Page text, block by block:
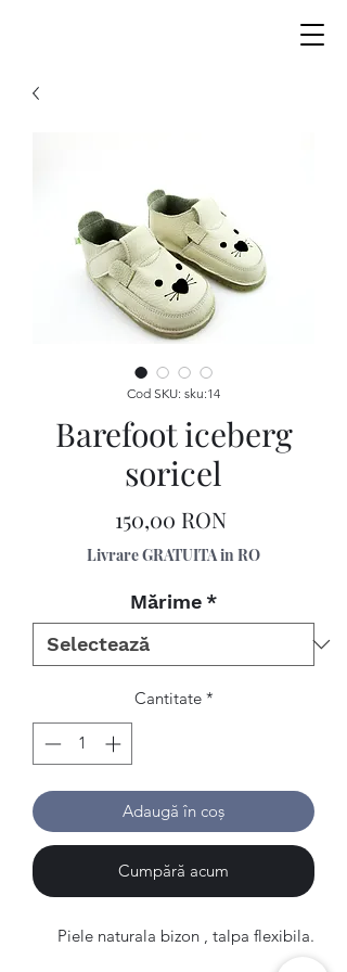
Cod SKU: sku:14
Barefoot iceberg
soricel
150,00 RONPreț
Livrare GRATUITA in RO
Mărime *
Cantitate *
Adaugă în coș
Cumpără acum
Piele naturala bizon , talpa flexibila.